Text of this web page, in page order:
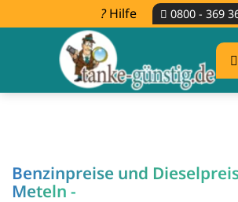
Hilfe 0800 - 369
Benzinpreise und
Meteln -